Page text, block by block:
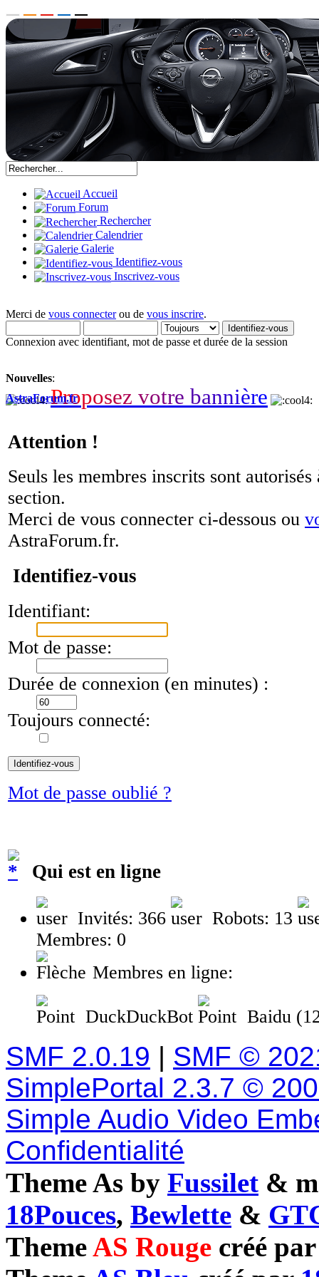
Accueil
Forum
Rechercher
Calendrier
Galerie
Identifiez-vous
Inscrivez-vous
Merci de vous connecterou de vous inscrire.
Connexion avec identifiant, mot de passe et durée de la session
Nouvelles:
Proposez votre bannière
AstraForum.fr
Attention !
Seuls les membres inscrits sont autorisés
section.
Merci de vous connecter ci-dessous ou
AstraForum.fr.
Identifiez-vous
Identifiant:
Mot de passe:
Durée de connexion (en minutes) :
Toujours connecté:
Mot de passe oublié ?
Qui est en ligne
Invités: 366
Robots: 13
Membres: 0
Membres en ligne:
DuckDuckBot Baidu
SMF 2.0.19 | SMF ©
SimplePortal 2.3.7 ©
Simple Audio Video
Confidentialité
Theme As by Fussilet &
18Pouces, Bewlette &
ThemeAS Rouge créé